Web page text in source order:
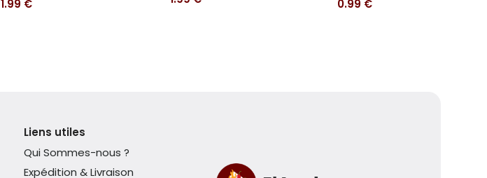
1.99 €
0.99 €
Liens utiles
Qui Sommes-nous ?
Expédition & Livraison